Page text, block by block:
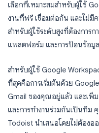
เลือกที่เหมาะสมสำหรับผู้ใช้
งานที่ฟรี เชื่อมต่อกัน และไม่มีค
สำหรับผู้ใช้ระดับสูงที่ต้องการก
แพลตฟอร์ม และการป้อนข้อมูล
สำหรับผู้ใช้ Google
ที่สุดคือการเริ่มต้นด้วย
Gmail ของคุณอยู่แล้ว และเพิ่ม
และการทำงานร่วมกันเป็นทีม
Todoist นำเสนอโดยไม่ต้องอ